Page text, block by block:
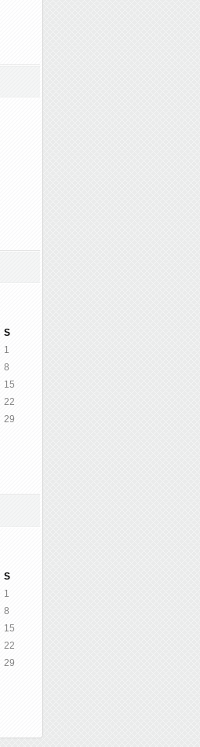
S
1
8
15
22
29
S
1
8
15
22
29